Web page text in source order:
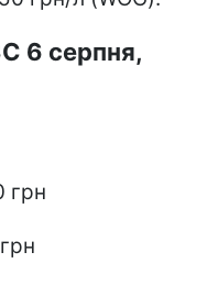
6 серпня,
грн